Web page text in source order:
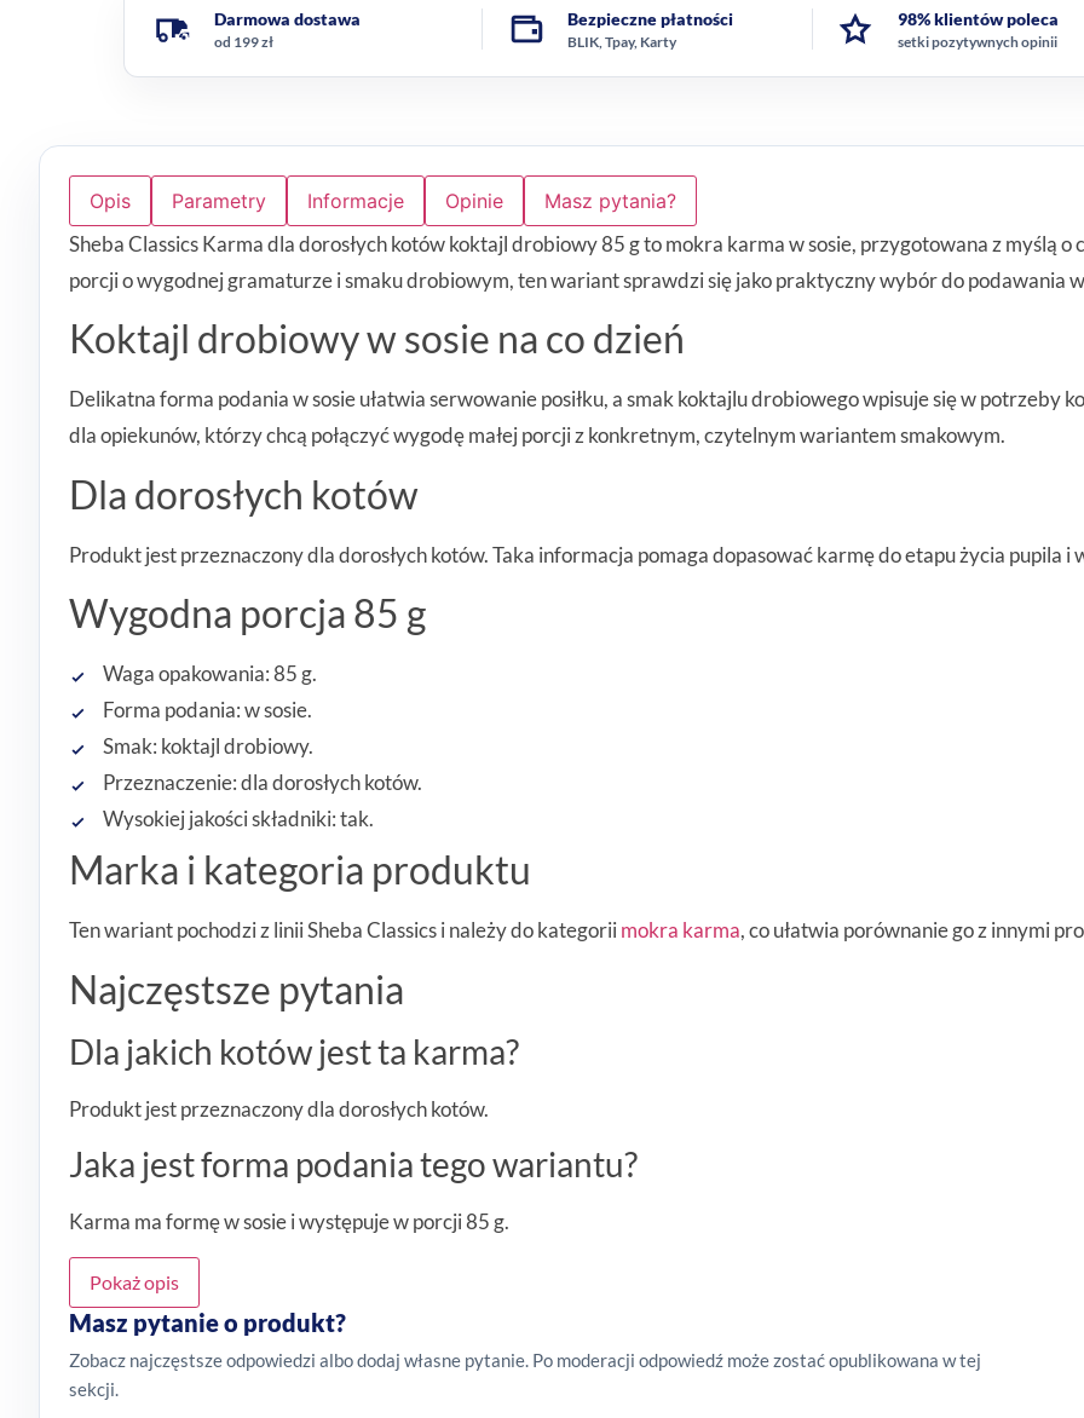
Darmowa dostawa
od 199 zł
Bezpieczne płatności
BLIK, Tpay, Karty
98% klientów poleca
setki pozytywnych opinii
Opis Parametry Informacje Opinie Masz pytania?
Sheba Classics Karma dla dorosłych kotów koktajl drobiowy 85 g to mokra karma w sosie, przygotowana z myślą o
porcji o wygodnej gramaturze i smaku drobiowym, ten wariant sprawdzi się jako praktyczny wybór do podawania
Koktajl drobiowy w sosie na co dzień
Delikatna forma podania w sosie ułatwia serwowanie posiłku, a smak koktajlu drobiowego wpisuje się w potrzeby
dla opiekunów, którzy chcą połączyć wygodę małej porcji z konkretnym, czytelnym wariantem smakowym.
Dla dorosłych kotów
Produkt jest przeznaczony dla dorosłych kotów. Taka informacja pomaga dopasować karmę do etapu życia pupila
Wygodna porcja 85 g
Waga opakowania: 85 g.
Forma podania: w sosie.
Smak: koktajl drobiowy.
Przeznaczenie: dla dorosłych kotów.
Wysokiej jakości składniki: tak.
Marka i kategoria produktu
Ten wariant pochodzi z linii Sheba Classics i należy do kategoriimokra karma, co ułatwia porównanie go z innymi
Najczęstsze pytania
Dla jakich kotów jest ta karma?
Produkt jest przeznaczony dla dorosłych kotów.
Jaka jest forma podania tego wariantu?
Karma ma formę w sosie i występuje w porcji 85 g.
Pokaż opis
Masz pytanie o produkt?
Zobacz najczęstsze odpowiedzi albo dodaj własne pytanie. Po moderacji odpowiedź może zostać opublikowana w tej
sekcji.